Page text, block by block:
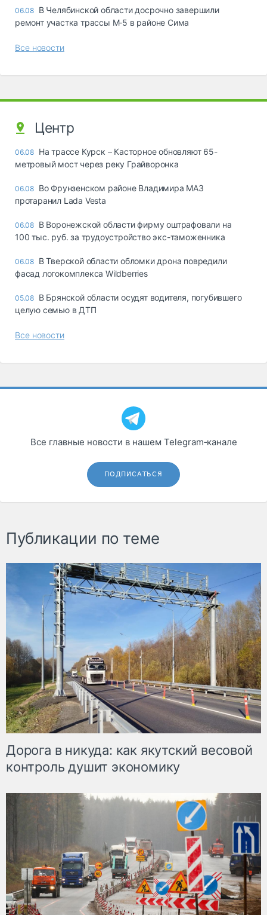
06.08 В Челябинской области досрочно завершили
ремонт участка трассы М‑5 в районе Сима
Все новости
Центр
06.08 На трассе Курск – Касторное обновляют 65-
метровый мост через реку Грайворонка
06.08 Во Фрунзенском районе Владимира МАЗ
протаранил Lada Vesta
06.08 В Воронежской области фирму оштрафовали на
100 тыс. руб. за трудоустройство экс-таможенника
06.08 В Тверской области обломки дрона повредили
фасад логокомплекса Wildberries
05.08 В Брянской области осудят водителя, погубившего
целую семью в ДТП
Все новости
Все главные новости в нашем Telegram‑канале
ПОДПИСАТЬСЯ
Публикации по теме
Дорога в никуда: как якутский весовой
контроль душит экономику